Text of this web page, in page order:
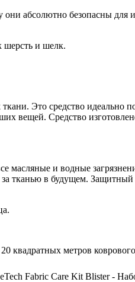
абсолютно безопасны для
шерсть и шелк.
Это средство идеально
вещей. Средство
масляные и водные
тканью в будущем.
квадратных метров
Fabric Care Kit Blister -